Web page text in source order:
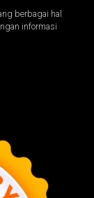
berbagai hal
informasi